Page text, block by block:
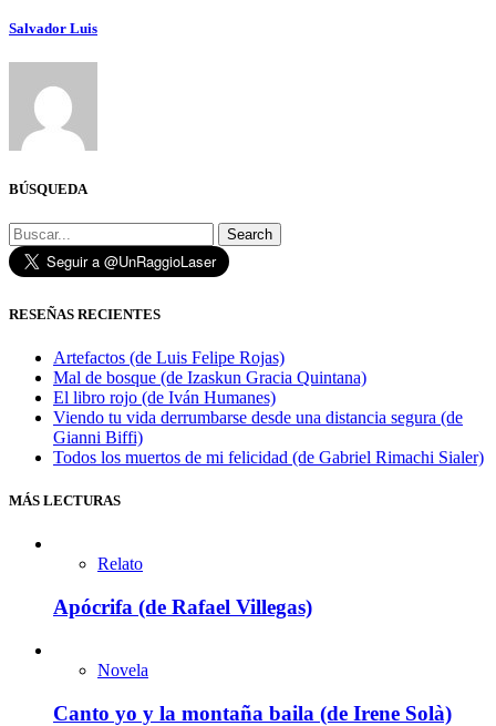
Salvador Luis
BÚSQUEDA
Search
RESEÑAS RECIENTES
Artefactos (de Luis Felipe Rojas)
Mal de bosque (de Izaskun Gracia Quintana)
El libro rojo (de Iván Humanes)
Viendo tu vida derrumbarse desde una distancia segura (de
Gianni Biffi)
Todos los muertos de mi felicidad (de Gabriel Rimachi Sialer)
MÁS LECTURAS
Relato
Apócrifa (de Rafael Villegas)
Novela
Canto yo y la montaña baila (de Irene Solà)